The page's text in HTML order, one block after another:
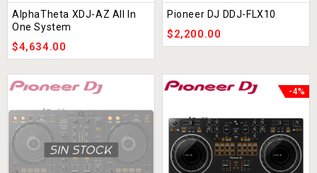
AlphaTheta XDJ-AZ All In
One System
$4,634.00
Pioneer DJ DDJ-FLX10
$2,200.00
-4%